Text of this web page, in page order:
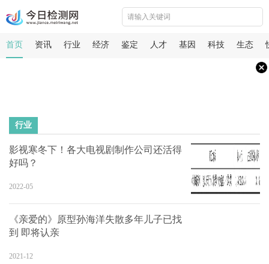
首页 资讯 行业 经济 鉴定 人才 基因 科技 生态
行业
影视寒冬下！各大电视剧制作公司还活得
好吗？
2022-05
《亲爱的》原型孙海洋失散多年儿子已找
到 即将认亲
2021-12